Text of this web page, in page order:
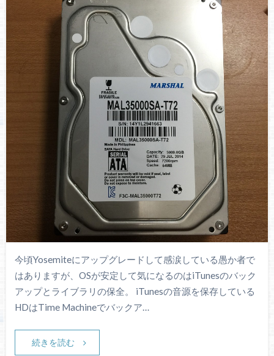
今頃Yosemiteにアップグレードして感涙している愚か者で
はありますが、OSが安定して気になるのはiTunesのバック
アップとライブラリの保全。 iTunesの音源を保存している
HDはTime Machineでバックア…
続きを読む